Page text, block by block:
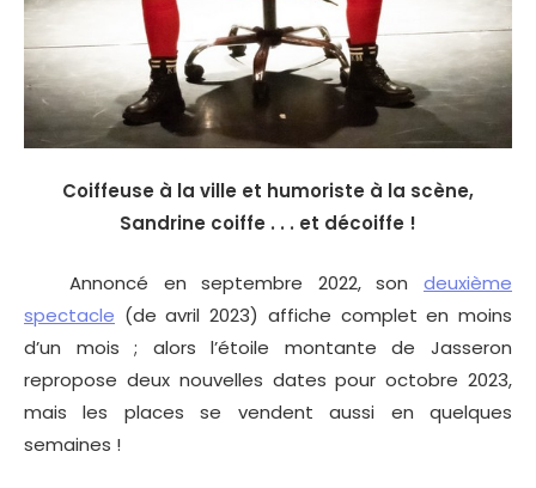
Coiffeuse à la ville et humoriste à la scène,
Sandrine coiffe . . . et décoiffe !
Annoncé en septembre 2022, son deuxième
spectacle (de avril 2023) affiche complet en moins
d’un mois ; alors l’étoile montante de Jasseron
repropose deux nouvelles dates pour octobre 2023,
mais les places se vendent aussi en quelques
semaines !